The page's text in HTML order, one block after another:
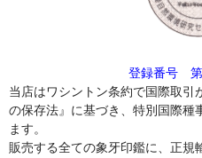
登録番号
当店はワシントン条約で国際取引
の保存法』に基づき、特別国際種
ます。
販売する全ての象牙印鑑に、正規